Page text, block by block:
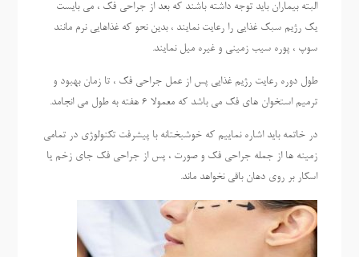
البته بیماران باید توجه داشته باشند که بعد از جراحی فک ، می بایست
یک رژیم سبک غذایی را رعایت نمایند ، بدین نحو که غذاهایی نرم مانند
سوپ ، پوره سیب زمینی و غیره میل نمایند.
طول دوره رعایت رژیم غذایی پس از عمل جراحی فک ، تا زمان بهبود و
ترمیم استخوان های فک می باشد که معمولا 6 هفته به طول می انجامد.
در خاتمه باید اشاره نماییم که خوشبختانه با پیشرفت تکنولوژی در تمامی
زمینه ها از جمله جراحی فک و صورت ، پس از جراحی فک جای زخم یا
اسکار بر روی دهان باقی نخواهد ماند.